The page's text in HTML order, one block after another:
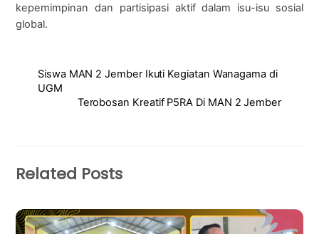
kepemimpinan dan partisipasi aktif dalam isu-isu sosial
global.
Siswa MAN 2 Jember Ikuti Kegiatan Wanagama di
UGM
Terobosan Kreatif P5RA Di MAN 2 Jember
Related Posts